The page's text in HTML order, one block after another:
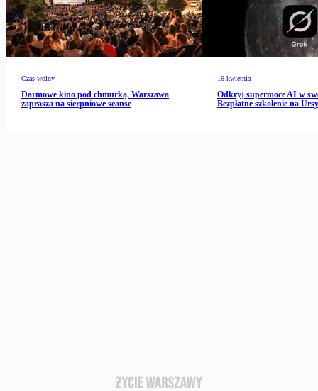
Czas wolny
Darmowe kino pod chmurką. Warszawa
zaprasza na sierpniowe seanse
16 kwietnia
Odkryj supermoce AI w
Bezpłatne szkolenie na